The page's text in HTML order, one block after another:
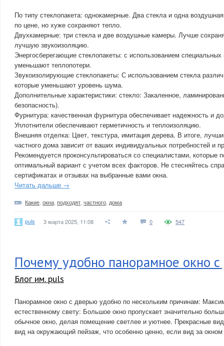
По типу стеклопакета: однокамерные. Два стекла и одна
по цене, но хуже сохраняют тепло.
Двухкамерные: три стекла и две воздушные камеры. Лучше
лучшую звукоизоляцию.
Энергосберегающие стеклопакеты: с использованием специальных
уменьшают теплопотери.
Звукоизолирующие стеклопакеты: С использованием стекла
которые уменьшают уровень шума.
Дополнительные характеристики: стекло: Закаленное,
безопасность).
Фурнитура: качественная фурнитура обеспечивает надежность и
Уплотнители обеспечивают герметичность и теплоизоляцию.
Внешняя отделка: Цвет, текстура, имитация дерева. В итоге,
частного дома зависит от ваших индивидуальных потребностей и
Рекомендуется проконсультироваться со специалистами, которые
оптимальный вариант с учетом всех факторов. Не стесняйтесь
сертификатах и отзывах на выбранные вами окна.
Читать дальше →
Какие окна подходят частного дома
puls 3 марта 2025, 11:08 0 547
Почему удобно панорамное окно
Блог им. puls
Панорамное окно с дверью удобно по нескольким причинам:
естественному свету: Большое окно пропускает значительно
обычное окно, делая помещение светлее и уютнее. Прекрасные
вид на окружающий пейзаж, что особенно ценно, если вид за окном